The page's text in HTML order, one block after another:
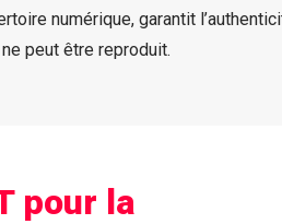
numérique, garantit
peut être reproduit.
pour la